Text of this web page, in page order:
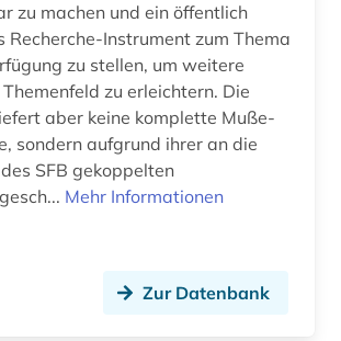
neue religion (1)
neural computation (1)
neurobiologie (1)
neurologie (1)
neurophysiologie (1)
zu machen und ein öffentlich
Recherche-Instrument zum Thema
zu stellen, um weitere
zu erleichtern. Die
aber keine komplette Muße-
sondern aufgrund ihrer an die
SFB gekoppelten
Mehr Informationen
Zur Datenbank